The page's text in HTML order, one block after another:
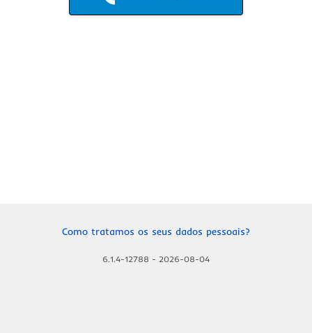
Como tratamos os seus dados pessoais?
6.1.4-12788 - 2026-08-04